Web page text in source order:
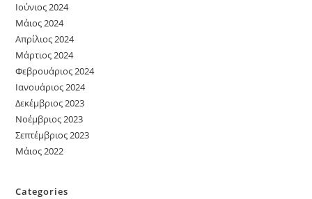
Ιούνιος 2024
Μάιος 2024
Απρίλιος 2024
Μάρτιος 2024
Φεβρουάριος 2024
Ιανουάριος 2024
Δεκέμβριος 2023
Νοέμβριος 2023
Σεπτέμβριος 2023
Μάιος 2022
Categories